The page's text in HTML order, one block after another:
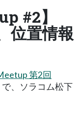
#2】
位置情報
第2回
で、ソラコム松下